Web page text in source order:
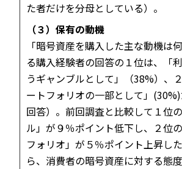
た者だけを分母としている）。
（３）保有の動機
「暗号資産を購入した主な動機は
る購入経験者の回答の１位は、「
うギャンブルとして」（38%）、
ートフォリオの一部として」
回答）。前回調査と比較して１位
ル」が９％ポイント低下し、２位
フォリオ」が５％ポイント上昇し
ら、消費者の暗号資産に対する態